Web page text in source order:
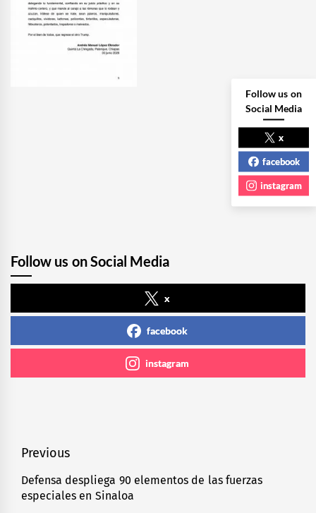
Follow us on Social Media
x
facebook
instagram
Navegación
de
entradas
Previous
Previous
post:
Defensa despliega 90 elementos de las fuerzas
especiales en Sinaloa
Follow us on
Social Media
x
facebook
instagram